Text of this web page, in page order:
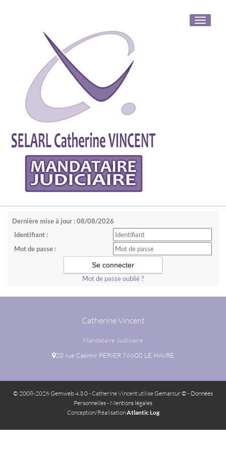
Toggle
Dernière mise à jour : 08/08/2026
Identifiant :
Mot de passe :
Mot de passe oublié ?
Catherine Vincent
Mandataire Judiciaire
20 rue Casimir PERIER 76600 LE HAVRE
© 2008-2026 Gemweb 4.3.0- Catherine Vincent utiliseGemarcur © - Données
Personnelles- Mentions légales
Conception/RéalisationAtlantic Log